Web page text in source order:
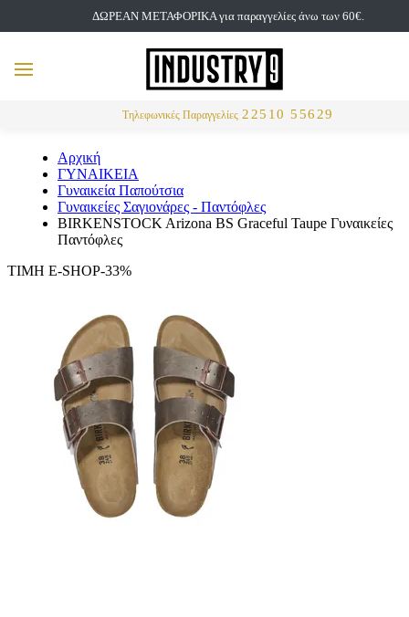
ΔΩΡΕΑΝ ΜΕΤΑΦΟΡΙΚΑ για παραγγελίες άνω των 60€.
Τηλεφωνικές Παραγγελίες 22510 55629
MENU
Αρχική
ΓΥΝΑΙΚΕΙΑ
Γυναικεία Παπούτσια
Γυναικείες Σαγιονάρες - Παντόφλες
BIRKENSTOCK Arizona BS Graceful Taupe Γυναικείες
Παντόφλες
ΤΙΜΗ E-SHOP-33%